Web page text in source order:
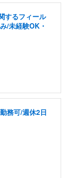
するフィール
/未経験OK・
務可/週休2日